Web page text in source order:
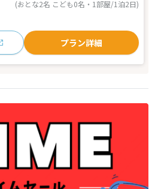
(おとな2名 こども0名・1部屋/1泊2日)
プラン詳細